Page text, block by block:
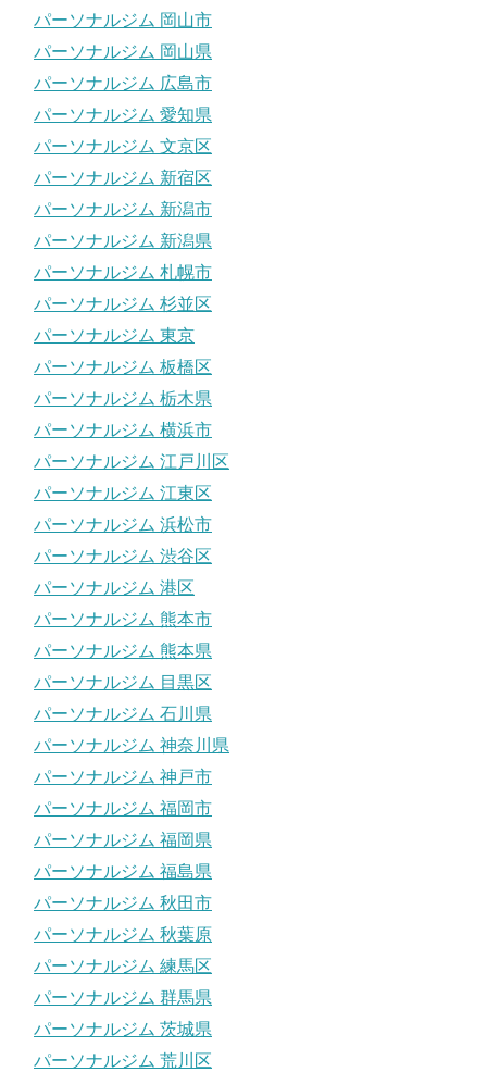
パーソナルジム 岡山市
パーソナルジム 岡山県
パーソナルジム 広島市
パーソナルジム 愛知県
パーソナルジム 文京区
パーソナルジム 新宿区
パーソナルジム 新潟市
パーソナルジム 新潟県
パーソナルジム 札幌市
パーソナルジム 杉並区
パーソナルジム 東京
パーソナルジム 板橋区
パーソナルジム 栃木県
パーソナルジム 横浜市
パーソナルジム 江戸川区
パーソナルジム 江東区
パーソナルジム 浜松市
パーソナルジム 渋谷区
パーソナルジム 港区
パーソナルジム 熊本市
パーソナルジム 熊本県
パーソナルジム 目黒区
パーソナルジム 石川県
パーソナルジム 神奈川県
パーソナルジム 神戸市
パーソナルジム 福岡市
パーソナルジム 福岡県
パーソナルジム 福島県
パーソナルジム 秋田市
パーソナルジム 秋葉原
パーソナルジム 練馬区
パーソナルジム 群馬県
パーソナルジム 茨城県
パーソナルジム 荒川区